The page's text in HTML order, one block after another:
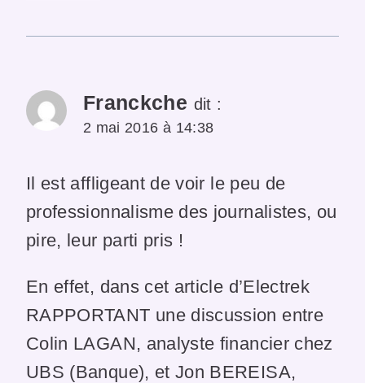
Franckche dit :
2 mai 2016 à 14:38
Il est affligeant de voir le peu de
professionnalisme des journalistes, ou
pire, leur parti pris !
En effet, dans cet article d’Electrek
RAPPORTANT une discussion entre
Colin LAGAN, analyste financier chez
UBS (Banque), et Jon BEREISA,